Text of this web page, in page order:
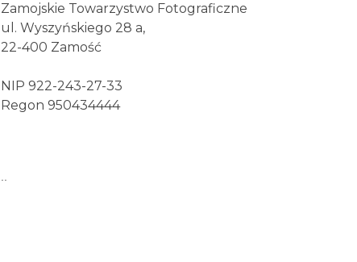
Zamojskie Towarzystwo Fotograficzne
ul. Wyszyńskiego 28 a,
22-400 Zamość
NIP 922-243-27-33
Regon 950434444